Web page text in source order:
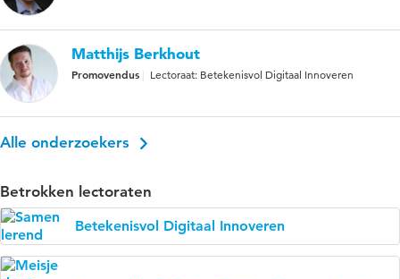
Matthijs Berkhout
Promovendus Lectoraat: Betekenisvol Digitaal Innoveren
Alle onderzoekers
Betrokken lectoraten
Betekenisvol Digitaal Innoveren